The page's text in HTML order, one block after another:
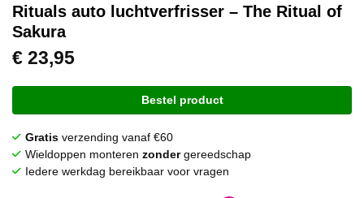
Rituals auto luchtverfrisser – The Ritual of
Sakura
€ 23,95
Bestel product
Gratis verzending vanaf €60
Wieldoppen monteren zondergereedschap
Iedere werkdag bereikbaar voor vragen